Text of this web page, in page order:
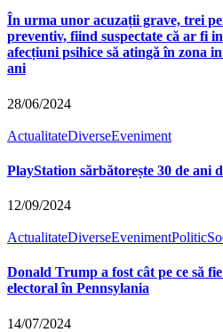
În urma unor acuzații grave, trei
preventiv, fiind suspectate că ar fi
afecțiuni psihice să atingă în zona
ani
28/06/2024
ActualitateDiverseEveniment
PlayStation sărbătorește 30 de ani
12/09/2024
ActualitateDiverseEvenimentPolitic
Donald Trump a fost cât pe ce să
electoral în Pennsylania
14/07/2024